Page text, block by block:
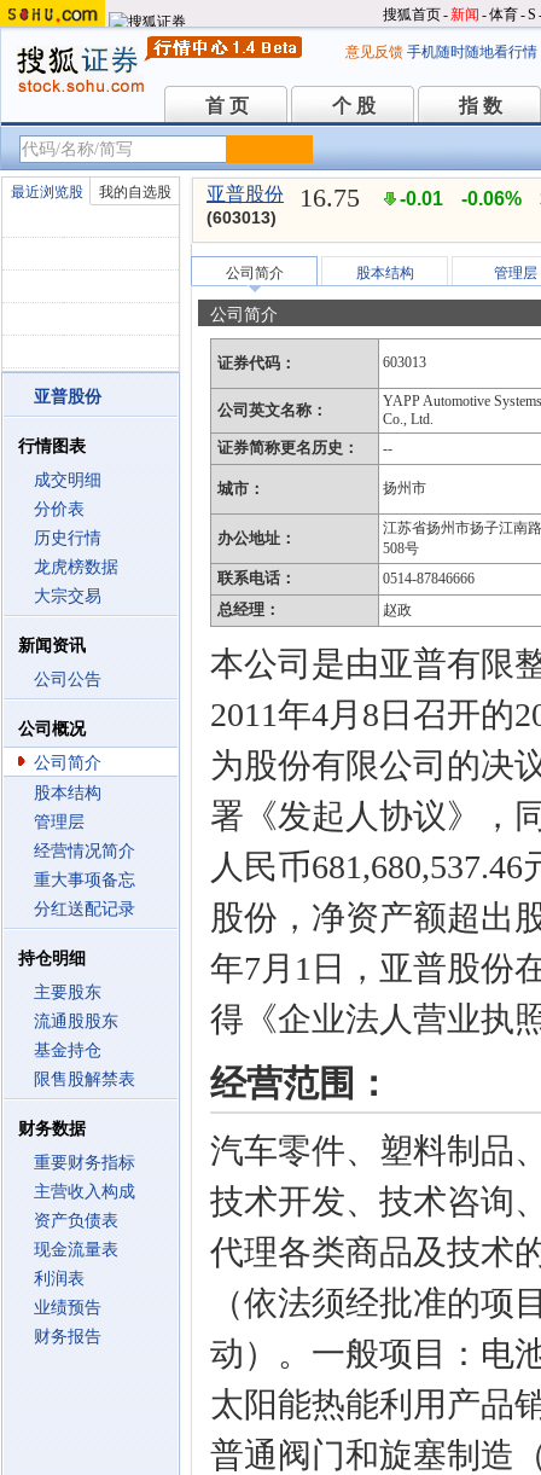
搜狐首页-新闻 -体育-S
意见反馈 手机随时随地看行情
首 页
首 页 个 股
个 股 指 数
指 数
最近浏览股 我的自选股
亚普股份
行情图表
成交明细
分价表
历史行情
龙虎榜数据
大宗交易
新闻资讯
公司公告
公司概况
公司简介
股本结构
管理层
经营情况简介
重大事项备忘
分红送配记录
持仓明细
主要股东
流通股股东
基金持仓
限售股解禁表
财务数据
重要财务指标
主营收入构成
资产负债表
现金流量表
利润表
业绩预告
财务报告
亚普股份
(603013)
16.75 -0.01 -0.06%
公司简介 股本结构 管理层
公司简介
证券代码： 603013
公司英文名称：
YAPP Automotive Systems
Co., Ltd.
证券简称更名历史： --
城市： 扬州市
办公地址：
江苏省扬州市扬子江南路
508号
联系电话： 0514-87846666
总经理： 赵政
本公司是由亚普有限
2011年4月8日召开的
为股份有限公司的决
署《发起人协议》，
人民币
股份，净资产额超出
年7月1日，亚普股份
得《企业法人营业执
经营范围：
汽车零件、塑料制品
技术开发、技术咨询
代理各类商品及技术
（依法须经批准的项
动）。一般项目：电
太阳能热能利用产品
普通阀门和旋塞制造